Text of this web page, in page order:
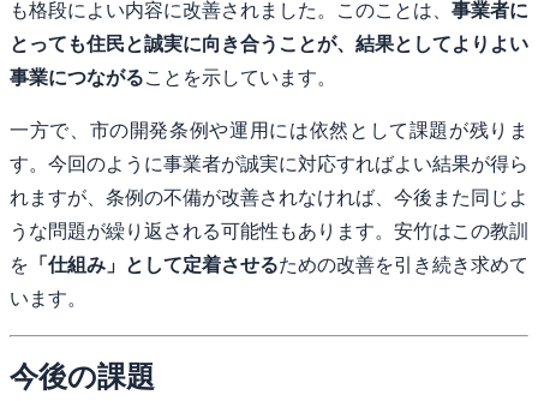
も格段によい内容に改善されました。このことは、 事業者に
とっても住民と誠実に向き合うことが、結果としてよりよい
事業につながることを示しています。
一方で、市の開発条例や運用には依然として課題が残りま
す。今回のように事業者が誠実に対応すればよい結果が得ら
れますが、条例の不備が改善されなければ、今後また同じよ
うな問題が繰り返される可能性もあります。安竹はこの教訓
を 「仕組み」として定着させるための改善を引き続き求めて
います。
今後の課題